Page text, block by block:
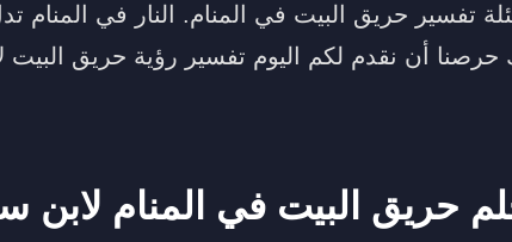
تفسير حريق البيت في المنام. النار في المنام
حرصنا أن نقدم لكم اليوم تفسير رؤية حريق البيت
حريق البيت في المنام لابن